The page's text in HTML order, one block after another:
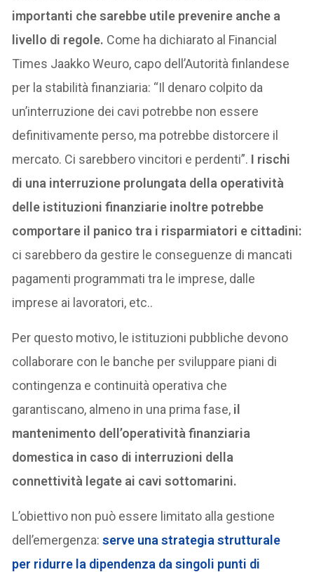
importanti che sarebbe utile prevenire anche a
livello di regole. Come ha dichiarato al Financial
Times Jaakko Weuro, capo dell’Autorità finlandese
per la stabilità finanziaria: “Il denaro colpito da
un’interruzione dei cavi potrebbe non essere
definitivamente perso, ma potrebbe distorcere il
mercato. Ci sarebbero vincitori e perdenti”. I rischi
di una interruzione prolungata della operatività
delle istituzioni finanziarie inoltre potrebbe
comportare il panico tra i risparmiatori e cittadini:
ci sarebbero da gestire le conseguenze di mancati
pagamenti programmati tra le imprese, dalle
imprese ai lavoratori, etc..
Per questo motivo, le istituzioni pubbliche devono
collaborare con le banche per sviluppare piani di
contingenza e continuità operativa che
garantiscano, almeno in una prima fase, il
mantenimento dell’operatività finanziaria
domestica in caso di interruzioni della
connettività legate ai cavi sottomarini.
L’obiettivo non può essere limitato alla gestione
dell’emergenza: serve una strategia strutturale
per ridurre la dipendenza da singoli punti di